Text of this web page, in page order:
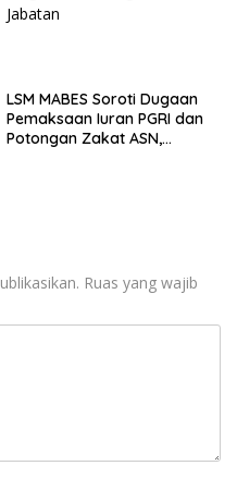
LSM MABES Soroti Dugaan
Pemaksaan Iuran PGRI dan
Potongan Zakat ASN,
Ruas yang wajib